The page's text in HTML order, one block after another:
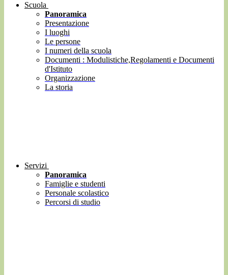
Scuola
Panoramica
Presentazione
I luoghi
Le persone
I numeri della scuola
Documenti : Modulistiche,Regolamenti e Documenti
d'Istituto
Organizzazione
La storia
Servizi
Panoramica
Famiglie e studenti
Personale scolastico
Percorsi di studio